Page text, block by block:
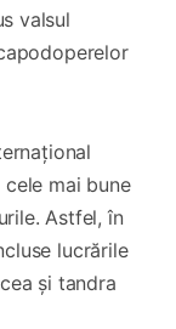
valsul
mai bune
Astfel, în
lucrările
și tandra